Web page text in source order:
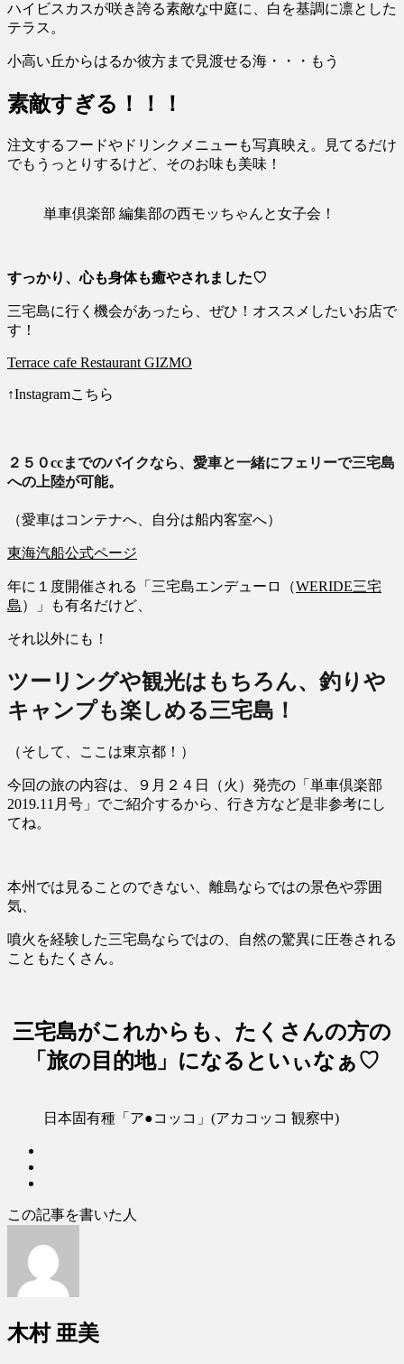
ハイビスカスが咲き誇る素敵な中庭に、白を基調に凛とした
テラス。
小高い丘からはるか彼方まで見渡せる海・・・もう
素敵すぎる！！！
注文するフードやドリンクメニューも写真映え。見てるだけ
でもうっとりするけど、そのお味も美味！
単車倶楽部 編集部の西モッちゃんと女子会！
すっかり、心も身体も癒やされました♡
三宅島に行く機会があったら、ぜひ！オススメしたいお店で
す！
Terrace cafe Restaurant GIZMO
↑Instagramこちら
２５０ccまでのバイクなら、愛車と一緒にフェリーで三宅島
への上陸が可能。
（愛車はコンテナへ、自分は船内客室へ）
東海汽船公式ページ
年に１度開催される「三宅島エンデューロ（WERIDE三宅
島）」も有名だけど、
それ以外にも！
ツーリングや観光はもちろん、 釣り や
キャンプも楽しめる三宅島 ！
（そして、ここは東京都！）
今回の旅の内容は、９月２４日（火）発売の「単車倶楽部
2019.11月号」でご紹介するから、行き方など是非参考にし
てね。
本州では見ることのできない、離島ならではの景色や雰囲
気、
噴火を経験した三宅島ならではの、自然の驚異に圧巻される
こともたくさん。
三宅島がこれからも、たくさんの方の
「旅の目的地」になるといぃなぁ♡
日本固有種「ア●コッコ」(アカコッコ 観察中)
この記事を書いた人
木村 亜美